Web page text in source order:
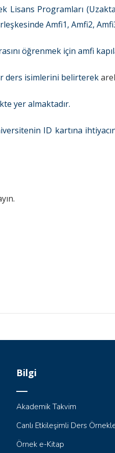
Lisans Programları
Amfi1, Amfi2,
öğrenmek için amfi
ders isimlerini belirterek
yer almaktadır.
ID kartına
Bilgi
Akademik Takvim
Canlı Etkileşimli Ders
Örnek e-Kitap